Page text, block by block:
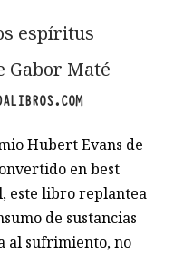
espíritus
Gabor Maté
Hubert Evans de
en best
este libro replantea
de sustancias
al sufrimiento, no